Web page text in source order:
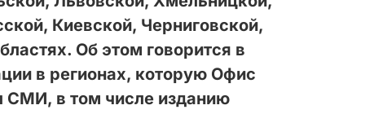
Киевской, Черниговской,
Об этом говорится в
в регионах, которую Офис
СМИ, в том числе изданию